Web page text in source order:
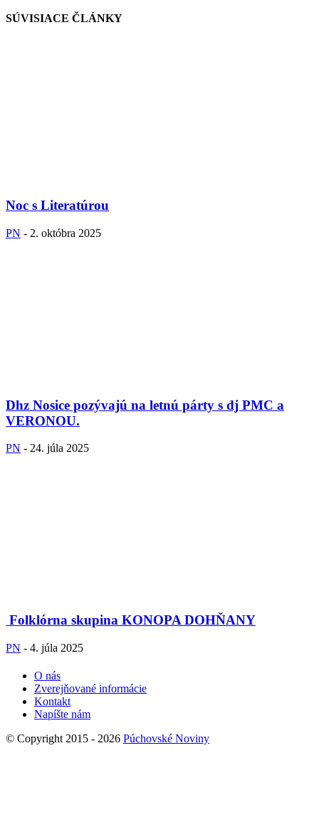
SÚVISIACE ČLÁNKY
Noc s Literatúrou
PN - 2. októbra 2025
Dhz Nosice pozývajú na letnú párty s dj PMC a
VERONOU.
PN - 24. júla 2025
Folklórna skupina KONOPA DOHŇANY
PN - 4. júla 2025
O nás
Zverejňované informácie
Kontakt
Napíšte nám
© Copyright 2015 - 2026 Púchovské Noviny